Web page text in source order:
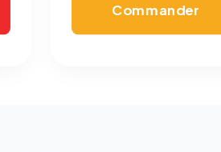
Commander